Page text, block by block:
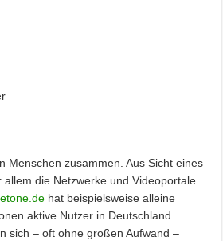
Menschen zusammen. Aus Sicht eines
allem die Netzwerke und Videoportale
hat beispielsweise alleine
aktive Nutzer in Deutschland.
sich – oft ohne großen Aufwand –